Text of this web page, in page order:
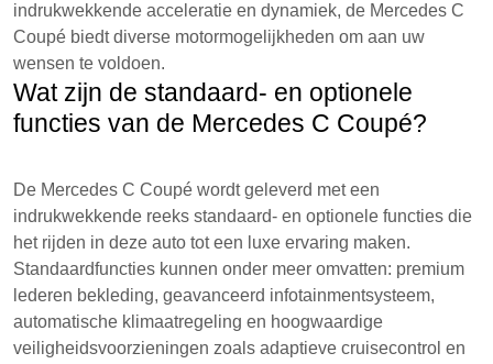
indrukwekkende acceleratie en dynamiek, de Mercedes C
Coupé biedt diverse motormogelijkheden om aan uw
wensen te voldoen.
Wat zijn de standaard- en optionele
functies van de Mercedes C Coupé?
De Mercedes C Coupé wordt geleverd met een
indrukwekkende reeks standaard- en optionele functies die
het rijden in deze auto tot een luxe ervaring maken.
Standaardfuncties kunnen onder meer omvatten: premium
lederen bekleding, geavanceerd infotainmentsysteem,
automatische klimaatregeling en hoogwaardige
veiligheidsvoorzieningen zoals adaptieve cruisecontrol en